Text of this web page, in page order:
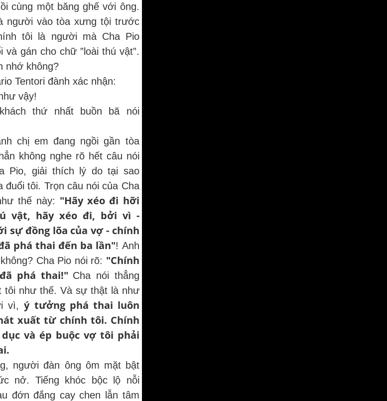
cùng một băng ghế với ông.
người vào tòa xưng tội trước
tôi là người mà Cha Pio
và gán cho chữ ”loài thú vật”.
nhớ không?
Tentori đành xác nhận:
vậy!
thứ nhất buồn bã nói
chị em đang ngồi gần tòa
không nghe rõ hết câu nói
Pio, giải thích lý do tại sao
đuổi tôi. Trọn câu nói của Cha
thế này: "Hãy xéo đi hỡi
vật, hãy xéo đi, bởi vì -
sự đồng lõa của vợ - chính
phá thai đến ba lần"! Anh
Cha Pio nói rõ: "Chính
phá thai!" Cha nói thẳng
tôi như thế. Và sự thật là như
vì,ý tưởng phá thai luôn
xuất từ chính tôi. Chính
và ép buộc vợ tôi phải
người đàn ông ôm mặt bật
nở. Tiếng khóc bộc lộ nỗi
đớn đắng cay chen lẫn tâm